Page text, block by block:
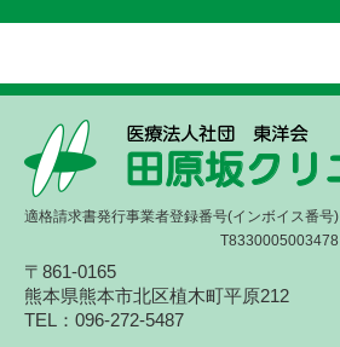
適格請求書発行事業者登録番号(インボイス番号)
T8330005003478
〒861-0165
熊本県熊本市北区植木町平原212
TEL：096-272-5487